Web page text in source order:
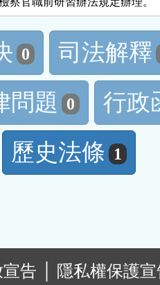
0
司法解釋
問題 0
行政
歷史法條 1
告
隱私權保護